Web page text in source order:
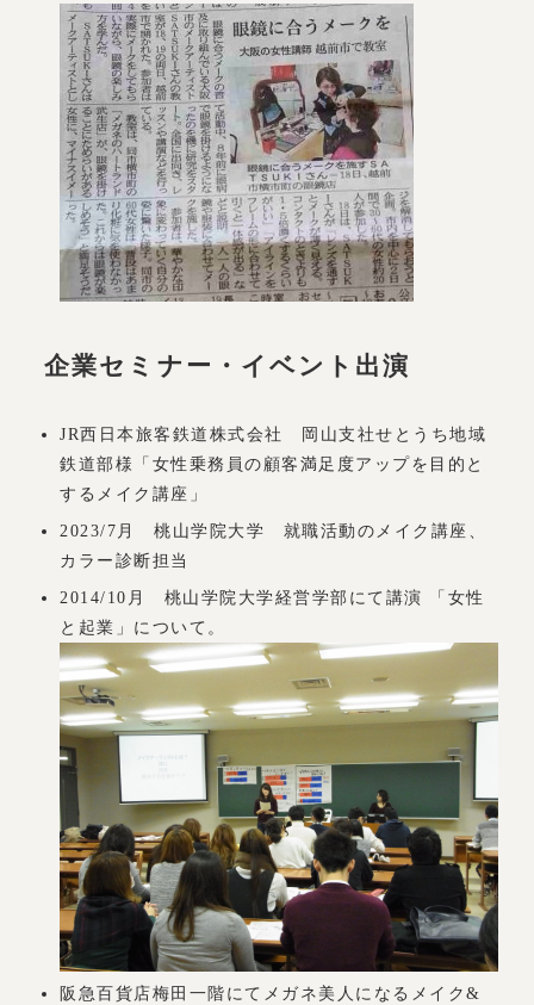
企業セミナー・イベント出演
JR西日本旅客鉄道株式会社 岡山支社せとうち地域
鉄道部様「女性乗務員の顧客満足度アップを目的と
するメイク講座」
2023/7月 桃山学院大学 就職活動のメイク講座、
カラー診断担当
2014/10月 桃山学院大学経営学部にて講演 「女性
と起業」について。
阪急百貨店梅田一階にてメガネ美人になるメイク&